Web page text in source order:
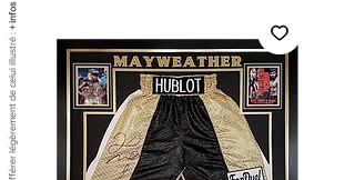
+ infos